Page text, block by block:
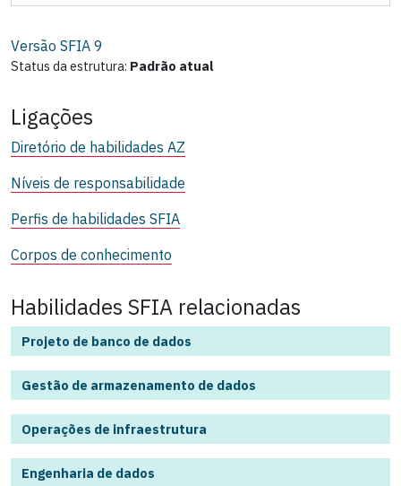
Versão SFIA 9
Status da estrutura: Padrão atual
Ligações
Diretório de habilidades AZ
Níveis de responsabilidade
Perfis de habilidades SFIA
Corpos de conhecimento
Habilidades SFIA relacionadas
Projeto de banco de dados
Gestão de armazenamento de dados
Operações de infraestrutura
Engenharia de dados